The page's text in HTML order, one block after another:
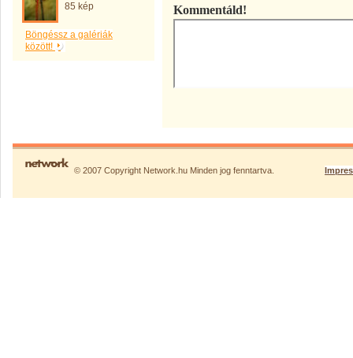
85 kép
Böngéssz a galériák
között!
Kommentáld!
© 2007 Copyright Network.hu Minden jog fenntartva.